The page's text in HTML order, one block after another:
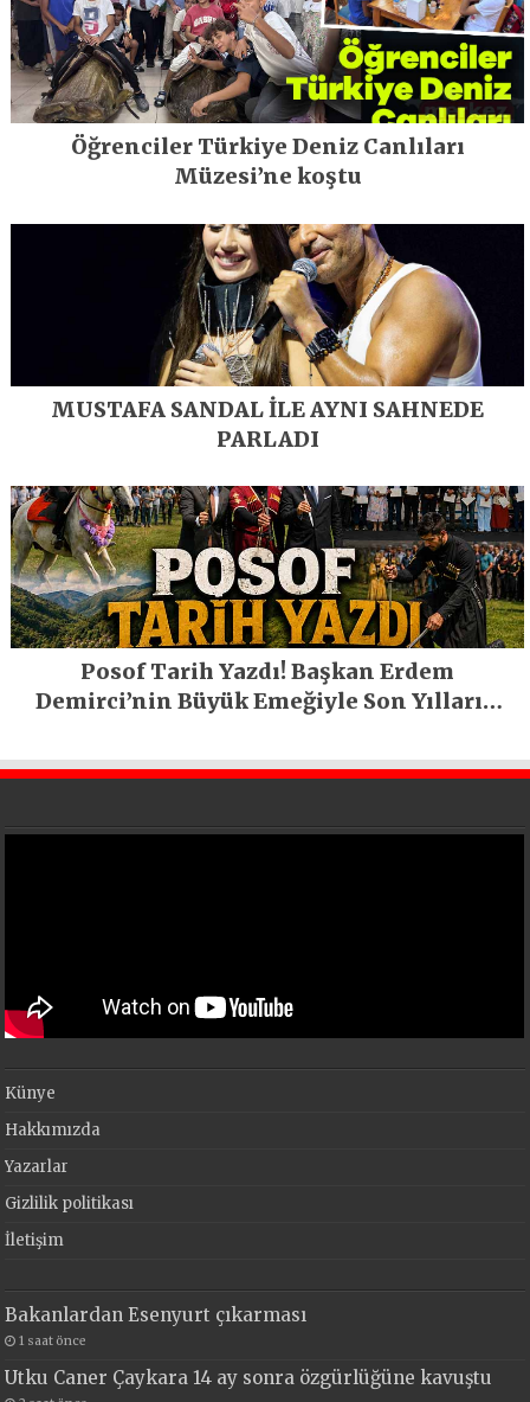
Öğrenciler Türkiye Deniz Canlıları
Müzesi’ne koştu
MUSTAFA SANDAL İLE AYNI SAHNEDE
PARLADI
Posof Tarih Yazdı! Başkan Erdem
Demirci’nin Büyük Emeğiyle Son Yılların
Künye
Hakkımızda
Yazarlar
Gizlilik politikası
İletişim
Bakanlardan Esenyurt çıkarması
1 saat önce
Utku Caner Çaykara 14 ay sonra özgürlüğüne kavuştu